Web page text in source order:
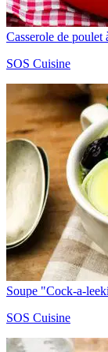
Casserole de poulet
SOS Cuisine
Soupe "Cock-a-
SOS Cuisine